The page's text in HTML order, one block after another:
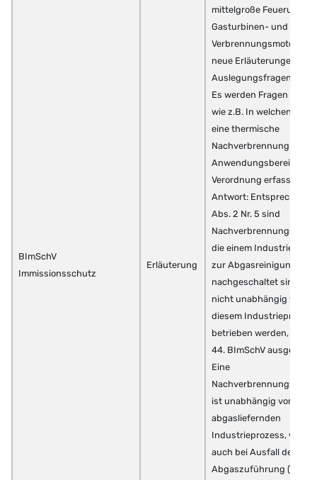
BImSchV
Immissionsschutz
Erläuterung
mittelgroße Feuerungs-,
Gasturbinen- und
neue Erläuterungen zu
Auslegungsfragen.
Es werden Fragen
wie z.B. In welchen
eine thermische
Nachverbrennung vom
Anwendungsbereich der
Verordnung erfasst?
Antwort: Entsprechend
Abs. 2 Nr. 5 sind
die einem
zur Abgasreinigung
nachgeschaltet sind und
nicht unabhängig von
diesem Industrieprozess
betrieben werden, von
44. BImSchV
Eine
ist unabhängig vom
abgasliefernden
Industrieprozess, wenn
auch bei Ausfall der
Abgaszuführung